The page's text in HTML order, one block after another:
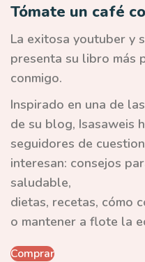
Tómate un café
La exitosa youtuber y
presenta su libro más
conmigo.
Inspirado en una de
de su blog, Isasaweis
seguidores de
interesan: consejos
saludable,
dietas, recetas, cómo
o mantener a flote la
Comprar